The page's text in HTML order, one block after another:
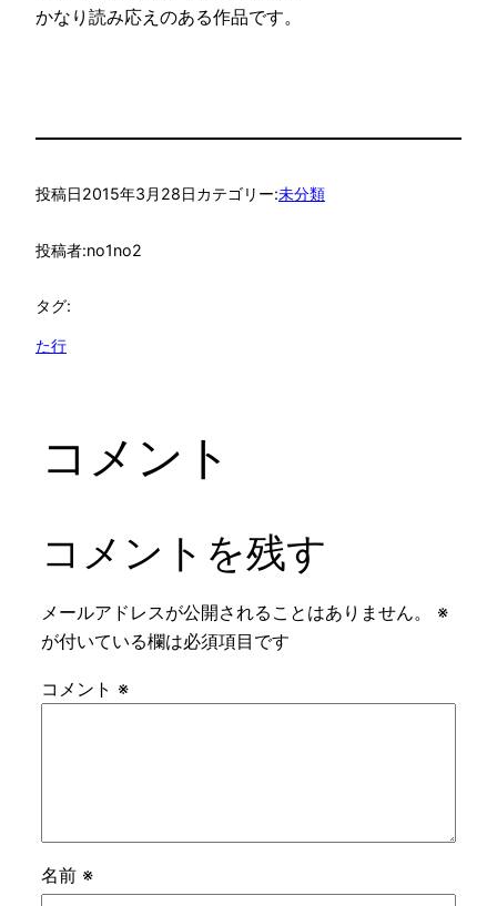
かなり読み応えのある作品です。
投稿日2015年3月28日カテゴリー:未分類
投稿者:no1no2
タグ:
た行
コメント
コメントを残す
メールアドレスが公開されることはありません。
※
が付いている欄は必須項目です
コメント ※
名前 ※